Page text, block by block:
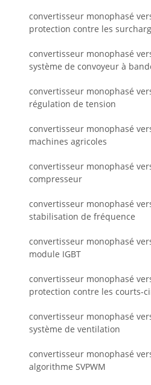
convertisseur monophasé
protection contre les
convertisseur monophasé
système de convoyeur à
convertisseur monophasé
régulation de tension
convertisseur monophasé
machines agricoles
convertisseur monophasé
compresseur
convertisseur monophasé
stabilisation de fréquence
convertisseur monophasé
module IGBT
convertisseur monophasé
protection contre les courts-
convertisseur monophasé
système de ventilation
convertisseur monophasé
algorithme SVPWM